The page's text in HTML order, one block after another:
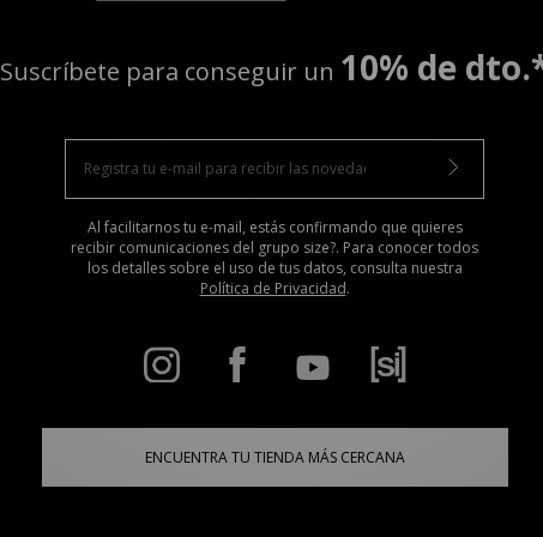
Suscríbete para conseguir un 10% de
Al facilitarnos tu e-mail, estás confirmando que quieres
recibir comunicaciones del grupo size?. Para conocer todos
los detalles sobre el uso de tus datos, consulta nuestra
Política de Privacidad.
ENCUENTRA TU TIENDA MÁS CERCANA